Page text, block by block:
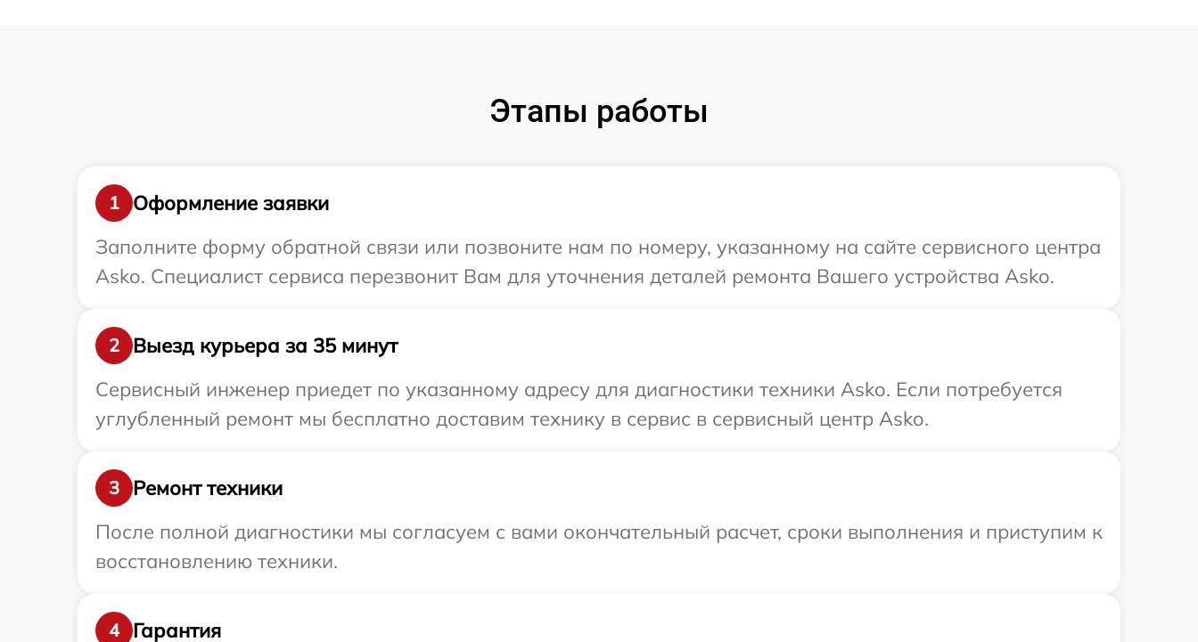
Этапы работы
1
Оформление заявки
Заполните форму обратной связи или позвоните нам по номеру, указанному на сайте сервисного центра
Asko. Специалист сервиса перезвонит Вам для уточнения деталей ремонта Вашего устройства Asko.
2
Выезд курьера за 35 минут
Сервисный инженер приедет по указанному адресу для диагностики техники Asko. Если потребуется
углубленный ремонт мы бесплатно доставим технику в сервис в сервисный центр Asko.
3
Ремонт техники
После полной диагностики мы согласуем с вами окончательный расчет, сроки выполнения и приступим к
восстановлению техники.
4
Гарантия